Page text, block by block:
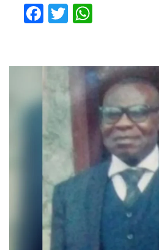
Facebook
Twitter